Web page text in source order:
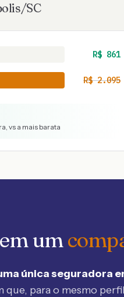
/SC
R$ 861
R$2.095
vs a mais barata
um
única seguradora
que, para o mesmo